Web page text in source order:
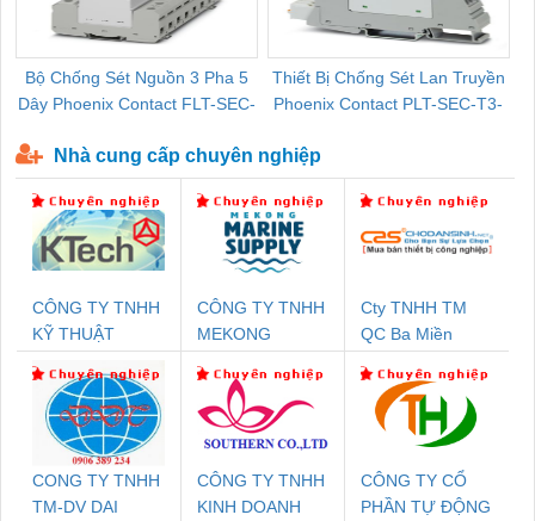
Bộ Chống Sét Nguồn 3 Pha 5
Dây Phoenix Contact FLT-SEC-
Thiết Bị Chống Sét Lan Truyền
Phoenix Contact PLT-SEC-T3-
Nhà cung cấp chuyên nghiệp
CÔNG TY TNHH
KỸ THUẬT
NAM
CÔNG TY TNHH
MEKONG
SUPPLY
Cty TNHH TM
QC Ba Miền
CONG TY TNHH
TM-DV DAI
CÔNG TY TNHH
KINH DOANH
CÔNG TY CỔ
PHẦN TỰ ĐỘNG